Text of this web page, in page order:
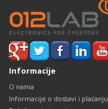
Informacije
O nama
Informacije o dostavi i plaćanju